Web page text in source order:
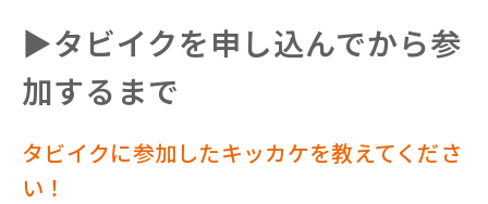
▶︎タビイクを申し込んでから参
加するまで
タビイクに参加したキッカケを教えてくださ
い！